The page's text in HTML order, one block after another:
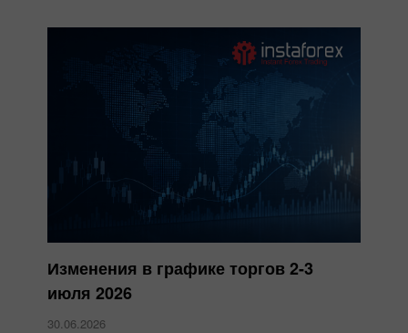
Изменения в графике торгов 2-3
июля 2026
30.06.2026